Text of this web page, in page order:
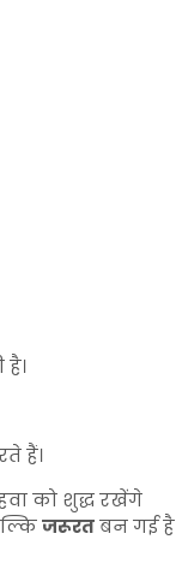
हैं।
को शुद्ध रखेंगे
जरूरतबन गई है